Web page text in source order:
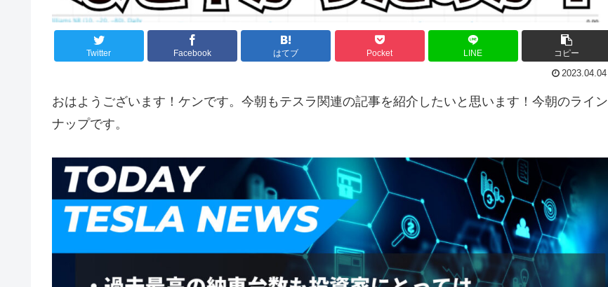
Twitter Facebook はてブ Pocket LINE コピー
2023.04.04
おはようございます！ケンです。今朝もテスラ関連の記事を紹介したいと思います！今朝のライン
ナップです。